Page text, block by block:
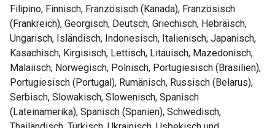
Filipino, Finnisch, Französisch (Kanada), Französisch
(Frankreich), Georgisch, Deutsch, Griechisch, Hebräisch,
Ungarisch, Isländisch, Indonesisch, Italienisch, Japanisch,
Kasachisch, Kirgisisch, Lettisch, Litauisch, Mazedonisch,
Malaiisch, Norwegisch, Polnisch, Portugiesisch (Brasilien),
Portugiesisch (Portugal), Rumänisch, Russisch (Belarus),
Serbisch, Slowakisch, Slowenisch, Spanisch
(Lateinamerika), Spanisch (Spanien), Schwedisch,